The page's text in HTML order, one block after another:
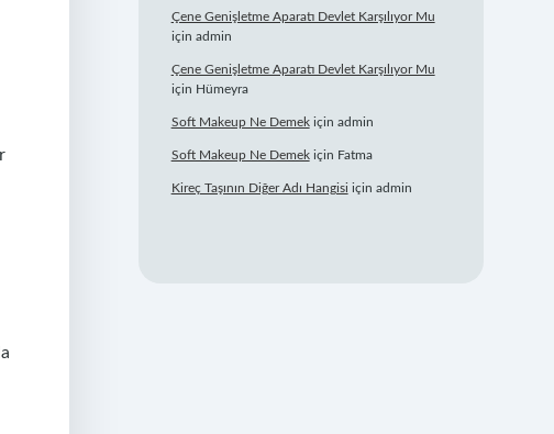
Çene Genişletme Aparatı Devlet Karşılıyor Mu
için admin
Çene Genişletme Aparatı Devlet Karşılıyor Mu
için Hümeyra
Soft Makeup Ne Demekiçin admin
Soft Makeup Ne Demekiçin Fatma
Kireç Taşının Diğer Adı Hangisi için admin